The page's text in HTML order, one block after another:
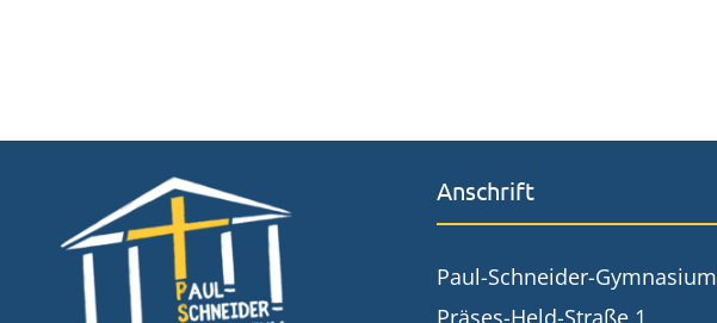
Anschrift
Paul-Schneider-Gymnasium